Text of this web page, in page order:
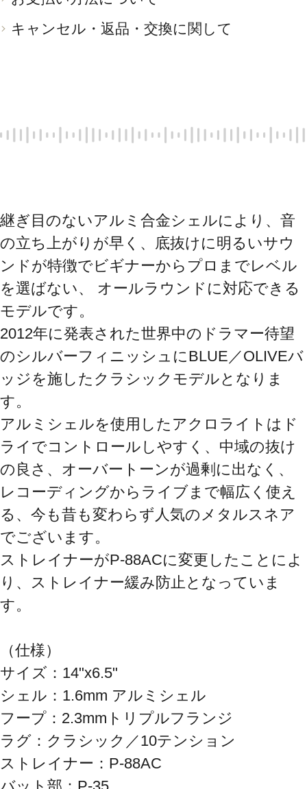
キャンセル・返品・交換に関して
継ぎ目のないアルミ合金シェルにより、音
の立ち上がりが早く、底抜けに明るいサウ
ンドが特徴でビギナーからプロまでレベル
を選ばない、 オールラウンドに対応できる
モデルです。
2012年に発表された世界中のドラマー待望
のシルバーフィニッシュにBLUE／OLIVEバ
ッジを施したクラシックモデルとなりま
す。
アルミシェルを使用したアクロライトはド
ライでコントロールしやすく、中域の抜け
の良さ、オーバートーンが過剰に出なく、
レコーディングからライブまで幅広く使え
る、今も昔も変わらず人気のメタルスネア
でございます。
ストレイナーがP-88ACに変更したことによ
り、ストレイナー緩み防止となっていま
す。
（仕様）
サイズ：14"x6.5"
シェル：1.6mm アルミシェル
フープ：2.3mmトリプルフランジ
ラグ：クラシック／10テンション
ストレイナー：P-88AC